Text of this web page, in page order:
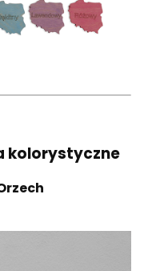
kolorystyczne